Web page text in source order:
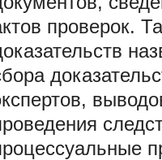
проверок.